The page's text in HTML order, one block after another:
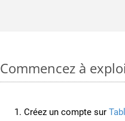
Commencez à
Créez un compte sur